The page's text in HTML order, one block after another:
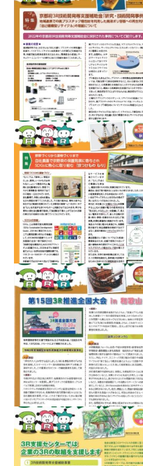
ニュースレター「３Ｒの
ススメ」2024年 秋号
ニュースレター「３Ｒの
ススメ」４０号
「3Rのススメ」３８号
（２０２２年秋）